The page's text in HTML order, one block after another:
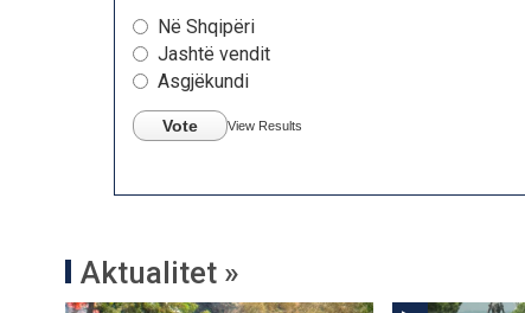
Në Shqipëri
Jashtë vendit
Asgjëkundi
Vote View Results
Aktualitet »